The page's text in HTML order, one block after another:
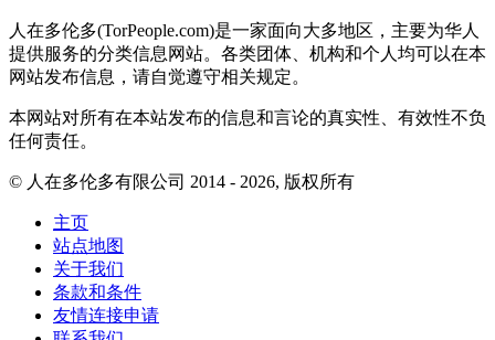
人在多伦多(TorPeople.com)是一家面向大多地区，主要为华人
提供服务的分类信息网站。各类团体、机构和个人均可以在本
网站发布信息，请自觉遵守相关规定。
本网站对所有在本站发布的信息和言论的真实性、有效性不负
任何责任。
© 人在多伦多有限公司 2014 - 2026, 版权所有
主页
站点地图
关于我们
条款和条件
友情连接申请